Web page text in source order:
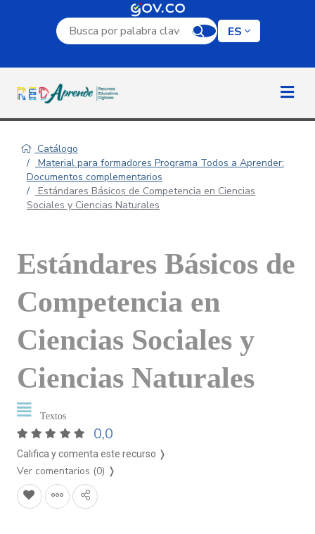
Campo de búsqueda por palabra clave
ES
Catálogo
Material para formadores Programa Todos a Aprender:
Documentos complementarios
Estándares Básicos de Competencia en Ciencias
Sociales y Ciencias Naturales
Estándares Básicos de
Competencia en
Ciencias Sociales y
Ciencias Naturales
Textos
0,0
Califica y comenta este recurso ❭
Ver comentarios (0) ❭